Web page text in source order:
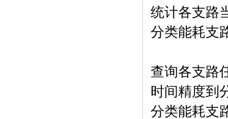
统计各支路
分类能耗支
查询各支路
时间精度到
分类能耗支